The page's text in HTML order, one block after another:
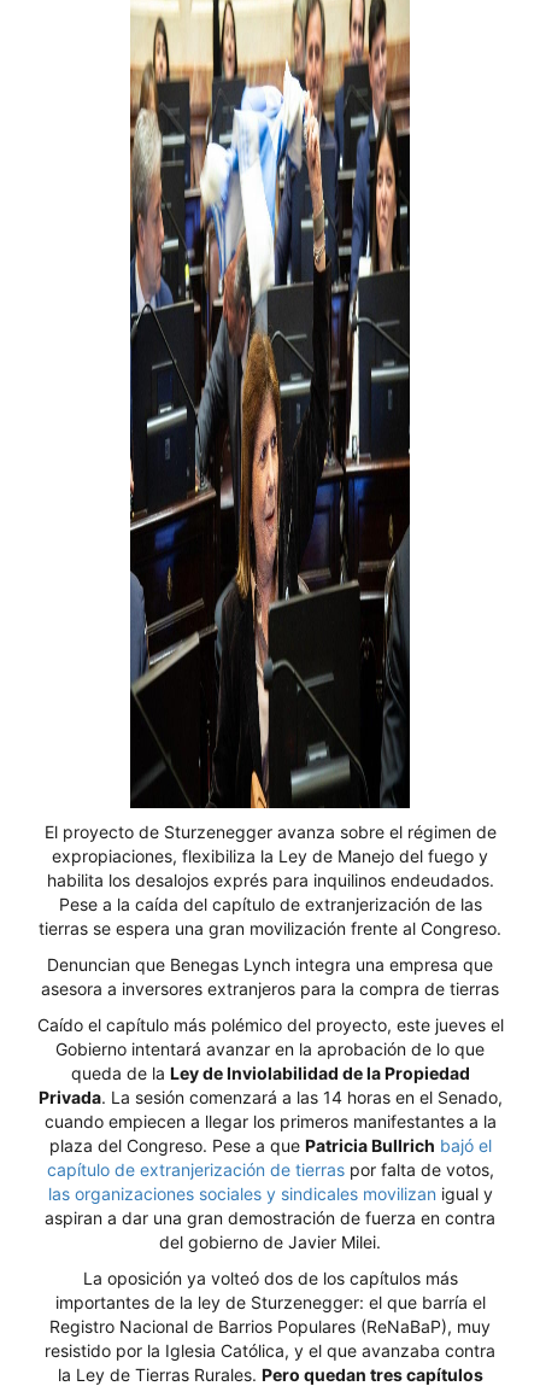
El proyecto de Sturzenegger avanza sobre el régimen de
expropiaciones, flexibiliza la Ley de Manejo del fuego y
habilita los desalojos exprés para inquilinos endeudados.
Pese a la caída del capítulo de extranjerización de las
tierras se espera una gran movilización frente al Congreso.
Denuncian que Benegas Lynch integra una empresa que
asesora a inversores extranjeros para la compra de tierras
Caído el capítulo más polémico del proyecto, este jueves el
Gobierno intentará avanzar en la aprobación de lo que
queda de la Ley de Inviolabilidad de la Propiedad
Privada. La sesión comenzará a las 14 horas en el Senado,
cuando empiecen a llegar los primeros manifestantes a la
plaza del Congreso. Pese a que Patricia Bullrich bajó el
capítulo de extranjerización de tierraspor falta de votos,
las organizaciones sociales y sindicales movilizan igual y
aspiran a dar una gran demostración de fuerza en contra
del gobierno de Javier Milei.
La oposición ya volteó dos de los capítulos más
importantes de la ley de Sturzenegger: el que barría el
Registro Nacional de Barrios Populares (ReNaBaP), muy
resistido por la Iglesia Católica, y el que avanzaba contra
la Ley de Tierras Rurales. Pero quedan tres capítulos